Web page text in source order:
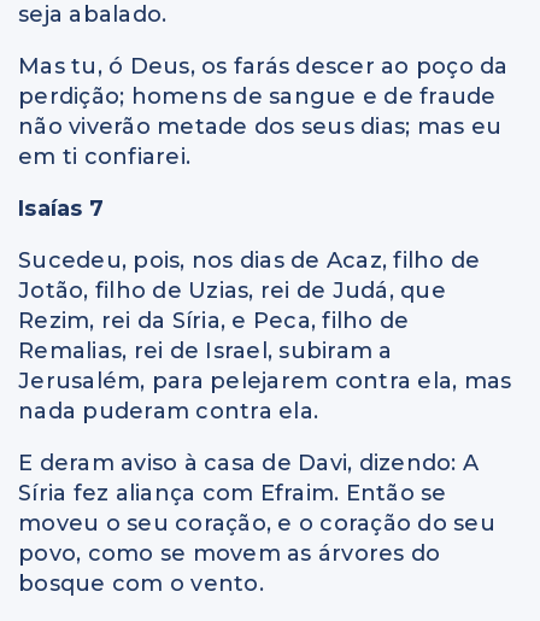
seja abalado.
Mas tu, ó Deus, os farás descer ao poço da
perdição; homens de sangue e de fraude
não viverão metade dos seus dias; mas eu
em ti confiarei.
Isaías 7
Sucedeu, pois, nos dias de Acaz, filho de
Jotão, filho de Uzias, rei de Judá, que
Rezim, rei da Síria, e Peca, filho de
Remalias, rei de Israel, subiram a
Jerusalém, para pelejarem contra ela, mas
nada puderam contra ela.
E deram aviso à casa de Davi, dizendo: A
Síria fez aliança com Efraim. Então se
moveu o seu coração, e o coração do seu
povo, como se movem as árvores do
bosque com o vento.